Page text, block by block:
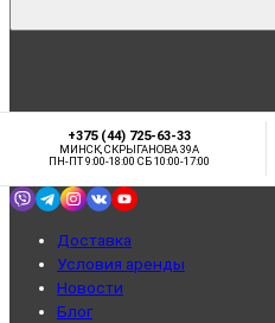
+375 (44) 725-63-33
МИНСК, СКРЫГАНОВА 39А
ПН-ПТ 9:00-18:00 СБ 10:00-17:00
Доставка
Условия аренды
Новости
Блог